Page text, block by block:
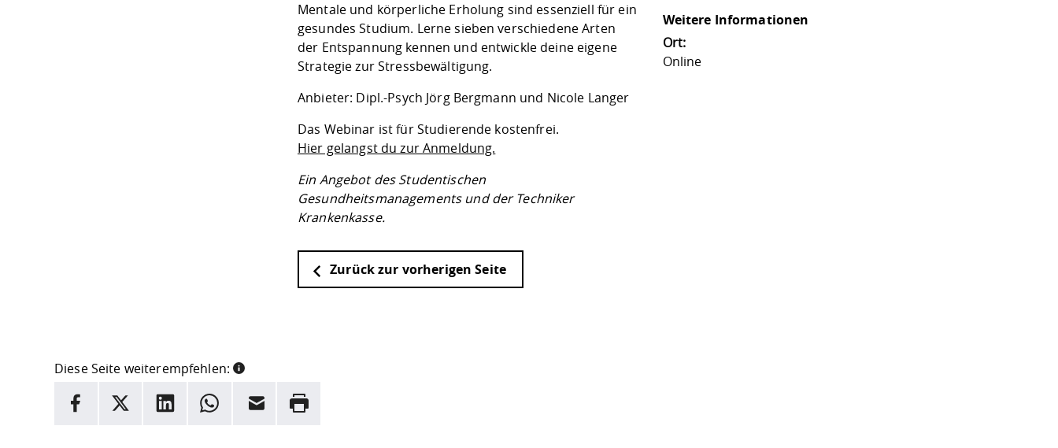
Mentale und körperliche Erholung sind essenziell für ein
gesundes Studium. Lerne sieben verschiedene Arten
der Entspannung kennen und entwickle deine eigene
Strategie zur Stressbewältigung.
Anbieter: Dipl.-Psych Jörg Bergmann und Nicole Langer
Das Webinar ist für Studierende kostenfrei.
Hier gelangst du zur Anmeldung.
Ein Angebot des Studentischen
Gesundheitsmanagements und der Techniker
Krankenkasse.
Weitere Informationen
Ort:
Online
Zurück zur vorherigen Seite
Diese Seite weiterempfehlen:
INFORMATION
Facebook
X LinkedInWhatsappE-Mail Drucken